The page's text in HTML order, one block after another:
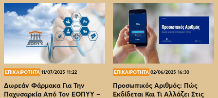
ΕΠΙΚΑΙΡΟΤΗΤΑ 11/07/2025 11:22
Δωρεάν Φάρμακα Για Την
Παχυσαρκία Από Τον EOΠΥΥ –
ΕΠΙΚΑΙΡΟΤΗΤΑ 02/06/2025 16:30
Προσωπικός Αριθμός: Πώς
Εκδίδεται Και Τι Αλλάζει Στις